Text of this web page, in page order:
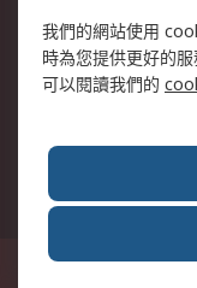
關於RS
全球辦事處
香港長沙灣郵政信箱
我們的網站使用
時為您提供更好的
可以閱讀我們的